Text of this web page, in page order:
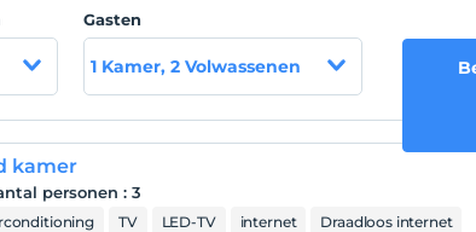
Gasten
1 Kamer, 2 Volwassenen
kamer
personen :3
TV LED-TV internet Draadloos internet